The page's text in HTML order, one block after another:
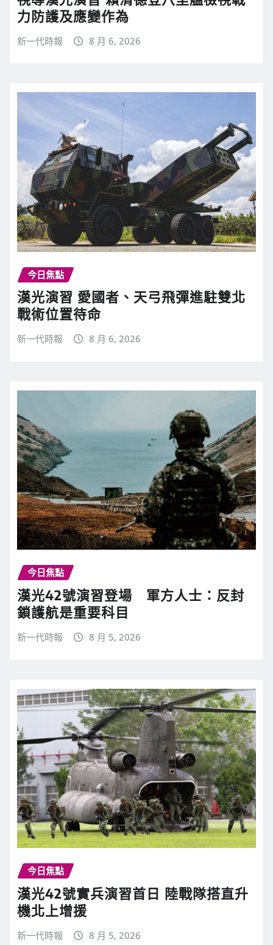
力防護及應變作為
新一代時報 8 月 6, 2026
今日焦點
漢光演習 愛國者、天弓飛彈進駐雙北
戰術位置待命
新一代時報 8 月 6, 2026
今日焦點
漢光42號演習登場 軍方人士：反封
鎖護航是重要科目
新一代時報 8 月 5, 2026
今日焦點
漢光42號實兵演習首日 陸戰隊搭直升
機北上增援
新一代時報 8 月 5, 2026